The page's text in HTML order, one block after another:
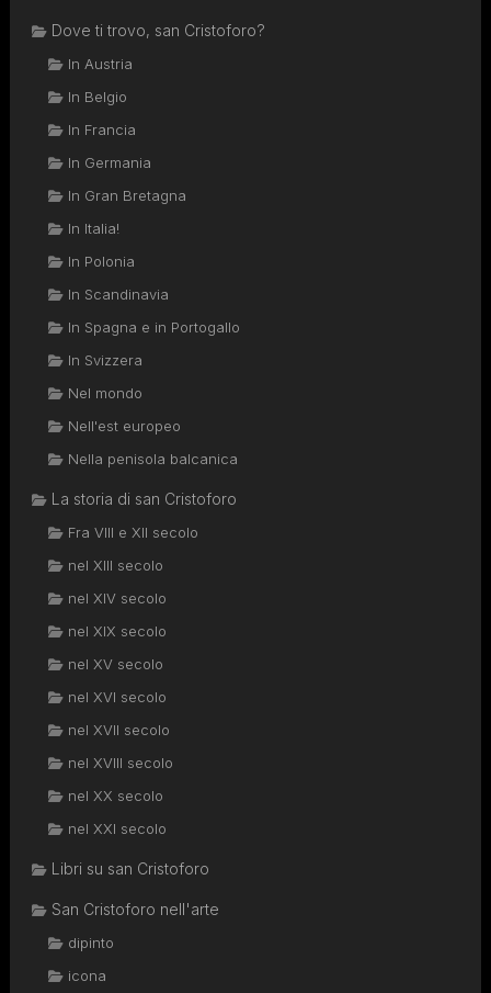
Dove ti trovo, san Cristoforo?
In Austria
In Belgio
In Francia
In Germania
In Gran Bretagna
In Italia!
In Polonia
In Scandinavia
In Spagna e in Portogallo
In Svizzera
Nel mondo
Nell'est europeo
Nella penisola balcanica
La storia di san Cristoforo
Fra VIII e XII secolo
nel XIII secolo
nel XIV secolo
nel XIX secolo
nel XV secolo
nel XVI secolo
nel XVII secolo
nel XVIII secolo
nel XX secolo
nel XXI secolo
Libri su san Cristoforo
San Cristoforo nell'arte
dipinto
icona